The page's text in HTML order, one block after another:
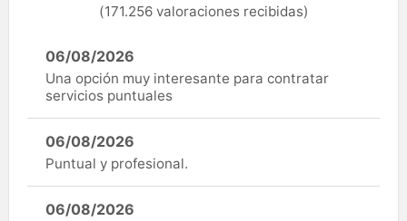
(171.256 valoraciones recibidas)
06/08/2026
Una opción muy interesante para contratar
servicios puntuales
06/08/2026
Puntual y profesional.
06/08/2026